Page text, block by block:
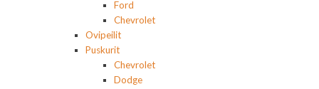
Ford
Chevrolet
Ovipeilit
Puskurit
Chevrolet
Dodge